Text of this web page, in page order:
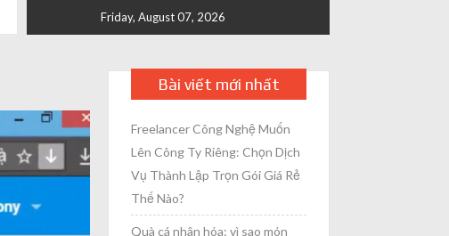
Friday, August 07, 2026
Bài viết mới nhất
Freelancer Công Nghệ Muốn
Lên Công Ty Riêng: Chọn Dịch
Vụ Thành Lập Trọn Gói Giá Rẻ
Thế Nào?
Quà cá nhân hóa: vì sao món